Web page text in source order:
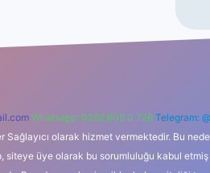
Whatsapp: 0262 606 0 726 Telegram:
Sağlayıcı olarak hizmet vermektedir. Bu
üye olarak bu sorumluluğu kabul